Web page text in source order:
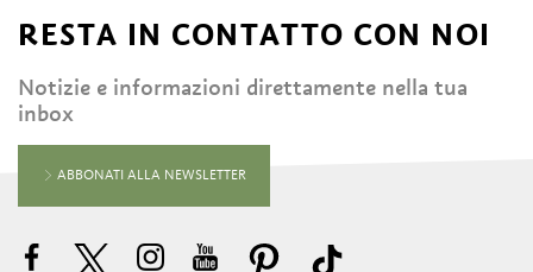
RESTA IN CONTATTO CON NOI
Notizie e informazioni direttamente nella tua
inbox
ABBONATI ALLA NEWSLETTER